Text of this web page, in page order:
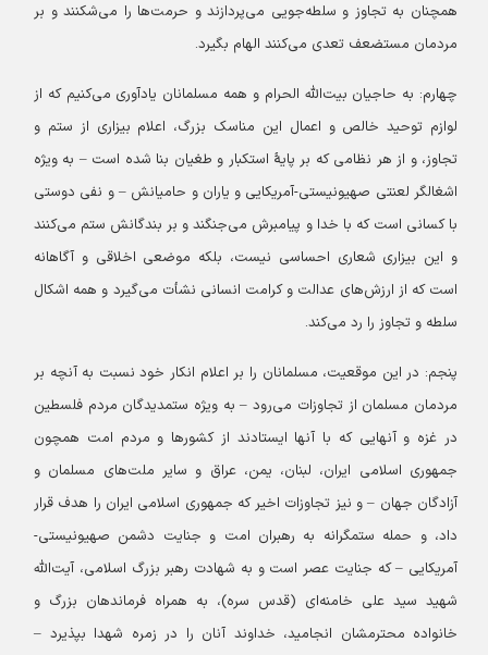
همچنان به تجاوز و سلطه‌جویی می‌پردازند و حرمت‌ها را می‌شکنند و بر
مردمان مستضعف تعدی می‌کنند الهام بگیرد.
چهارم: به حاجیان بیت‌الله الحرام و همه مسلمانان یادآوری می‌کنیم که از
لوازم توحید خالص و اعمال این مناسک بزرگ، اعلام بیزاری از ستم و
تجاوز، و از هر نظامی که بر پایهٔ استکبار و طغیان بنا شده است – به ویژه
اشغالگر لعنتی صهیونیستی-آمریکایی و یاران و حامیانش – و نفی دوستی
با کسانی است که با خدا و پیامبرش می‌جنگند و بر بندگانش ستم می‌کنند
و این بیزاری شعاری احساسی نیست، بلکه موضعی اخلاقی و آگاهانه
است که از ارزش‌های عدالت و کرامت انسانی نشأت می‌گیرد و همه اشکال
سلطه و تجاوز را رد می‌کند.
پنجم: در این موقعیت، مسلمانان را بر اعلام انکار خود نسبت به آنچه بر
مردمان مسلمان از تجاوزات می‌رود – به ویژه ستمدیدگان مردم فلسطین
در غزه و آنهایی که با آنها ایستادند از کشورها و مردم امت همچون
جمهوری اسلامی ایران، لبنان، یمن، عراق و سایر ملت‌های مسلمان و
آزادگان جهان – و نیز تجاوزات اخیر که جمهوری اسلامی ایران را هدف قرار
داد، و حمله ستمگرانه به رهبران امت و جنایت دشمن صهیونیستی-
آمریکایی – که جنایت عصر است و به شهادت رهبر بزرگ اسلامی، آیت‌الله
شهید سید علی خامنه‌ای (قدس سره)، به همراه فرماندهان بزرگ و
خانواده محترمشان انجامید، خداوند آنان را در زمره شهدا بپذیرد –